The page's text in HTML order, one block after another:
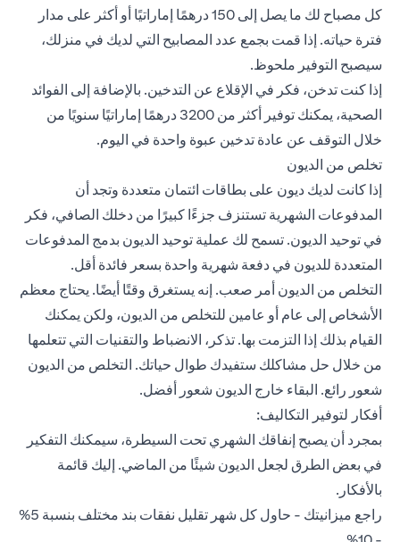
كل مصباح لك ما يصل إلى 150 درهمًا إماراتيًا أو أكثر على مدار
فترة حياته. إذا قمت بجمع عدد المصابيح التي لديك في منزلك،
سيصبح التوفير ملحوظ.
إذا كنت تدخن، فكر في الإقلاع عن التدخين. بالإضافة إلى الفوائد
الصحية، يمكنك توفير أكثر من 3200 درهمًا إماراتيًا سنويًا من
خلال التوقف عن عادة تدخين عبوة واحدة في اليوم.
تخلص من الديون
إذا كانت لديك ديون على بطاقات ائتمان متعددة وتجد أن
المدفوعات الشهرية تستنزف جزءًا كبيرًا من دخلك الصافي، فكر
في توحيد الديون. تسمح لك عملية توحيد الديون بدمج المدفوعات
المتعددة للديون في دفعة شهرية واحدة بسعر فائدة أقل.
التخلص من الديون أمر صعب. إنه يستغرق وقتًا أيضًا. يحتاج معظم
الأشخاص إلى عام أو عامين للتخلص من الديون، ولكن يمكنك
القيام بذلك إذا التزمت بها. تذكر، الانضباط والتقنيات التي تتعلمها
من خلال حل مشاكلك ستفيدك طوال حياتك. التخلص من الديون
شعور رائع. البقاء خارج الديون شعور أفضل.
أفكار لتوفير التكاليف:
بمجرد أن يصبح إنفاقك الشهري تحت السيطرة، سيمكنك التفكير
في بعض الطرق لجعل الديون شيئًا من الماضي. إليك قائمة
بالأفكار.
راجع ميزانيتك - حاول كل شهر تقليل نفقات بند مختلف بنسبة 5%